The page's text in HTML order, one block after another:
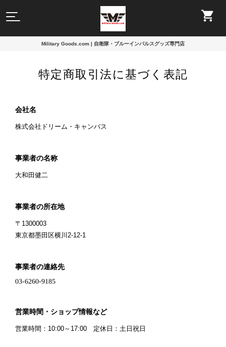
Military Goods.com | 自衛隊・ブルーインパルスグッズ専門店
特定商取引法に基づく表記
会社名
株式会社ドリーム・キャンバス
事業者の名称
大和田健二
事業者の所在地
〒1300003
東京都墨田区横川2-12-1
事業者の連絡先
営業時間・ショップ情報など
営業時間：10:00～17:00 定休日：土日祝日